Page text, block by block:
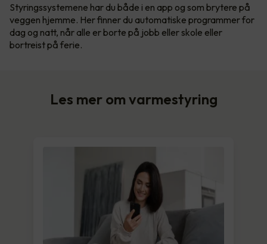
Styringssystemene har du både i en app og som brytere på
veggen hjemme. Her finner du automatiske programmer for
dag og natt, når alle er borte på jobb eller skole eller
bortreist på ferie.
Les mer om varmestyring